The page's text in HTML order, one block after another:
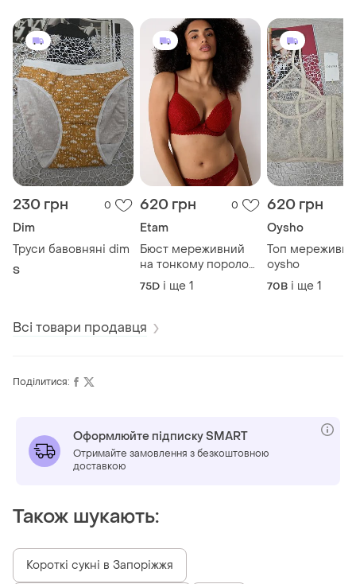
230 грн 0
Dim
Труси бавовняні dim
S
620 грн 0
Etam
Бюст мереживний
на тонкому поролоні
та кісточках etam
75D і ще 1
620 грн
Oysho
Топ
oysho
70B і ще 1
Всі товари продавця
Поділитися:
Оформлюйте підписку SMART
Отримайте замовлення з безкоштовною
доставкою
Також шукають:
Короткі сукні в Запоріжжя